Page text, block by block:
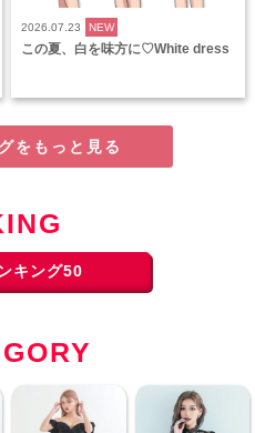
2026.07.23 NEW
この夏、白を味方に♡White dress
をもっと見る
キング50